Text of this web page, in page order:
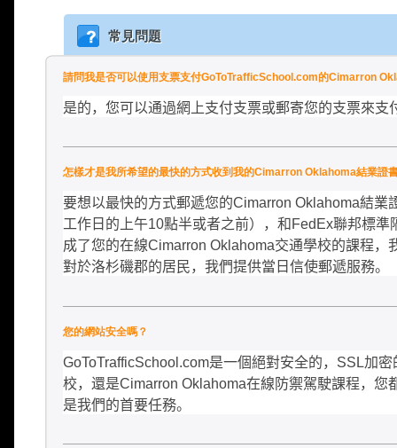
常見問題
請問我是否可以使用支票支付GoToTrafficSchool.com的Cimarron
是的，您可以通過網上支付支票或郵寄您的支票來支
怎樣才是我所希望的最快的方式收到我的Cimarron Oklahoma結業證
要想以最快的方式郵遞您的Cimarron Oklahoma結業
工作日的上午10點半或者之前），和 FedEx聯邦標準
成了您的在線Cimarron Oklahoma交通學校的課程，
對於洛杉磯郡的居民，我們提供當日信使郵遞服務。
您的網站安全嗎？
GoToTrafficSchool.com是一個絕對安全的， SSL加密
校，還是Cimarron Oklahoma在線防禦駕駛課程，您
是我們的首要任務。